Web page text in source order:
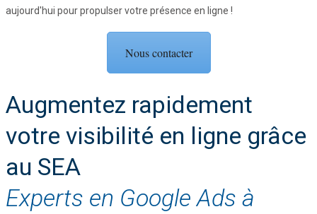
aujourd'hui pour propulser votre présence en ligne !
Nous contacter
Augmentez rapidement
votre visibilité en ligne grâce
au SEA
Experts en Google Ads à